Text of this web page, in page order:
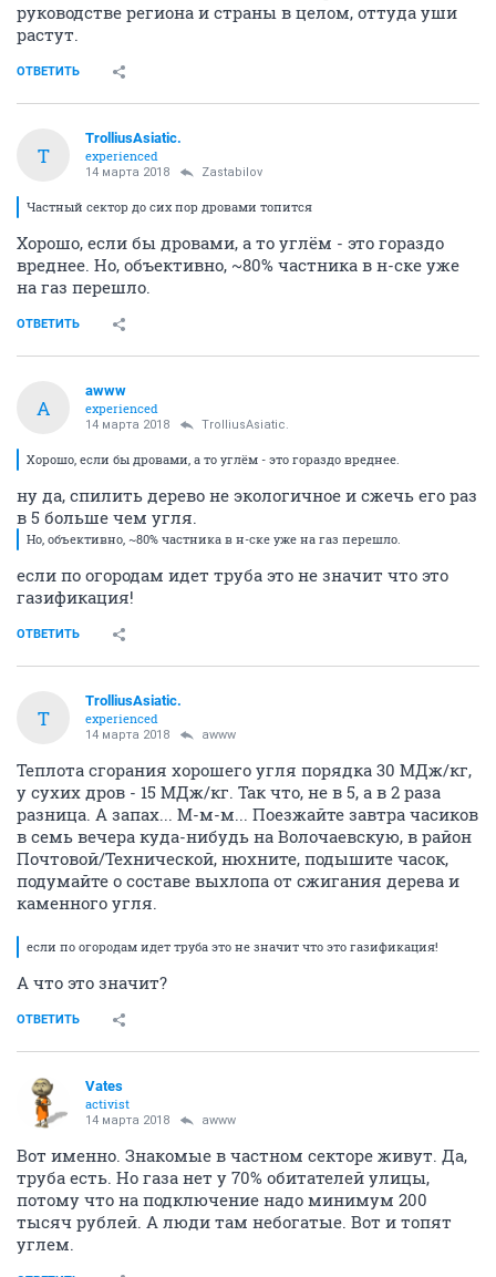
руководстве региона и страны в целом, оттуда уши
растут.
ОТВЕТИТЬ
T
TrolliusAsiatic.
experienced
14 марта 2018 Zastabilov
Частный сектор до сих пор дровами топится
Хорошо, если бы дровами, а то углём - это гораздо
вреднее. Но, объективно, ~80% частника в н-ске уже
на газ перешло.
ОТВЕТИТЬ
A
awww
experienced
14 марта 2018 TrolliusAsiatic.
Хорошо, если бы дровами, а то углём - это гораздо вреднее.
ну да, спилить дерево не экологичное и сжечь его раз
в 5 больше чем угля.
Но, объективно, ~80% частника в н-ске уже на газ перешло.
если по огородам идет труба это не значит что это
газификация!
ОТВЕТИТЬ
T
TrolliusAsiatic.
experienced
14 марта 2018 awww
Теплота сгорания хорошего угля порядка 30 МДж/кг,
у сухих дров - 15 МДж/кг. Так что, не в 5, а в 2 раза
разница. А запах... М-м-м... Поезжайте завтра часиков
в семь вечера куда-нибудь на Волочаевскую, в район
Почтовой/Технической, нюхните, подышите часок,
подумайте о составе выхлопа от сжигания дерева и
каменного угля.
если по огородам идет труба это не значит что это газификация!
А что это значит?
ОТВЕТИТЬ
Vates
activist
14 марта 2018 awww
Вот именно. Знакомые в частном секторе живут. Да,
труба есть. Но газа нет у 70% обитателей улицы,
потому что на подключение надо минимум 200
тысяч рублей. А люди там небогатые. Вот и топят
углем.